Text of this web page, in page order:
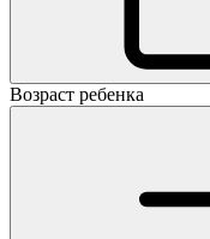
Возраст ребенка